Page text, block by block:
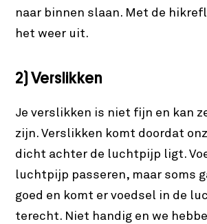
naar binnen slaan. Met de
het weer uit.
2) Verslikken
Je verslikken is niet fijn en kan
zijn. Verslikken komt doordat
dicht achter de luchtpijp ligt.
luchtpijp passeren, maar soms
goed en komt er voedsel in de
terecht. Niet handig en we